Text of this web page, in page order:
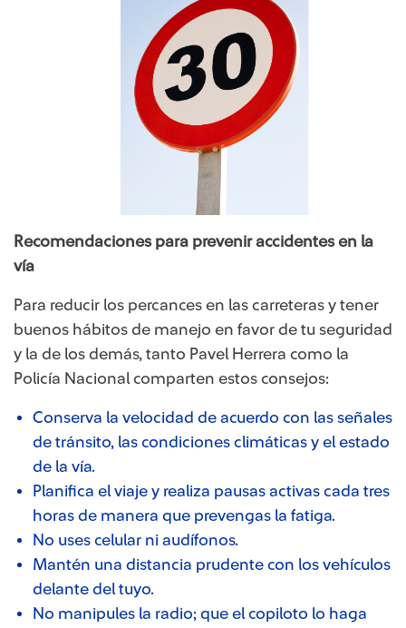
Recomendaciones para prevenir accidentes en la
vía
Para reducir los percances en las carreteras y tener
buenos hábitos de manejo en favor de tu seguridad
y la de los demás, tanto Pavel Herrera como la
Policía Nacional comparten estos consejos:
Conserva la velocidad de acuerdo con las señales
de tránsito, las condiciones climáticas y el estado
de la vía.
Planifica el viaje y realiza pausas activas cada tres
horas de manera que prevengas la fatiga.
No uses celular ni audífonos.
Mantén una distancia prudente con los vehículos
delante del tuyo.
No manipules la radio; que el copiloto lo haga